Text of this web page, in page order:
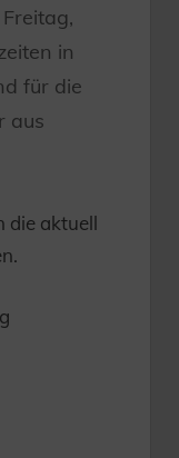
in
für die
aus
die aktuell